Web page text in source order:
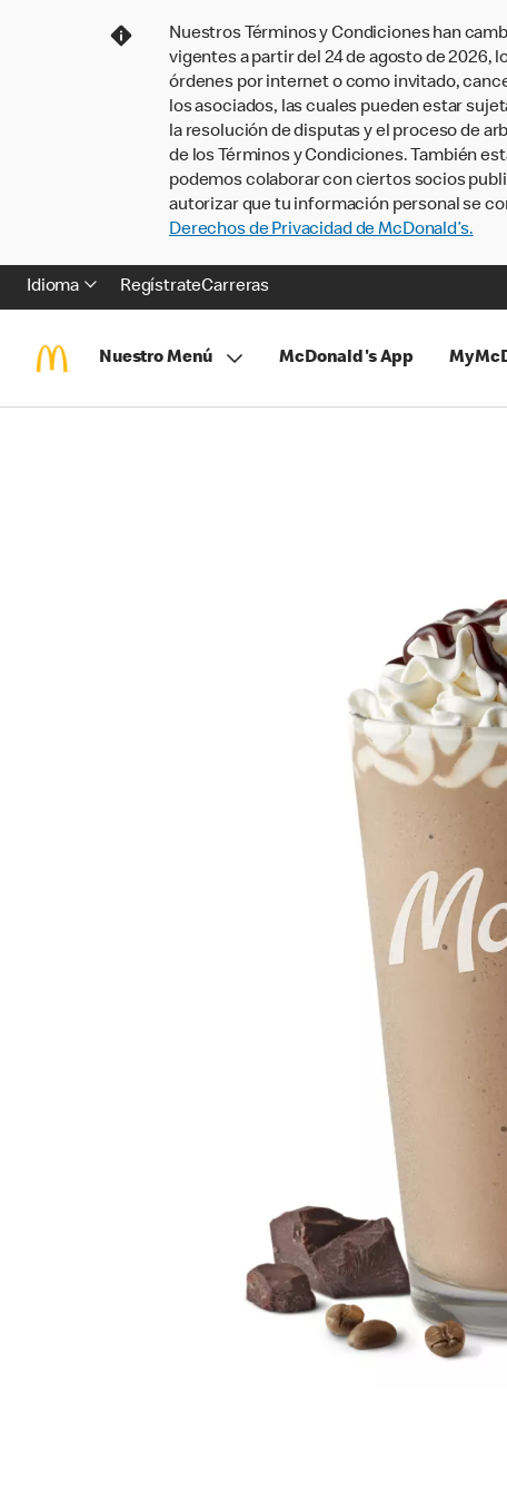
Nuestros Términos y Condiciones han
vigentes a partir del 24 de agosto de 2026,
órdenes por internet o como invitado,
los asociados, las cuales pueden estar
la resolución de disputas y el proceso de
de los Términos y Condiciones. También
podemos colaborar con ciertos socios
autorizar que tu información personal se
Derechos de Privacidad de McDonald’s.
Idioma RegístrateCarreras
Nuestro Menú McDonald's App